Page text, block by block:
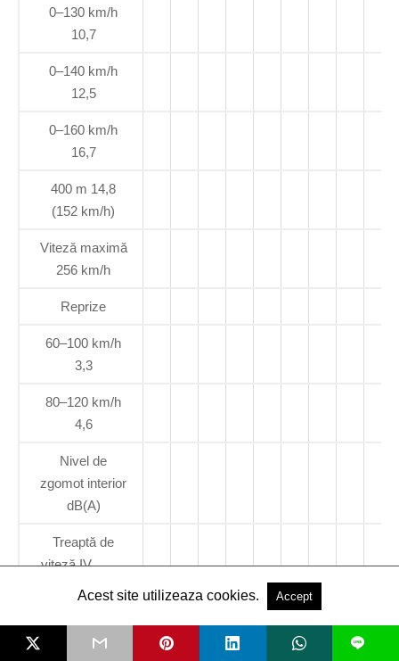
0–130 km/h
10,7
0–140 km/h
12,5
0–160 km/h
16,7
400 m 14,8
(152 km/h)
Viteză maximă
256 km/h
Reprize
60–100 km/h
3,3
80–120 km/h
4,6
Nivel de
zgomot interior
dB(A)
Treaptă de
viteză IV.
V.
la 80 km/h 77
75
Acest site utilizeaza cookies. Accept